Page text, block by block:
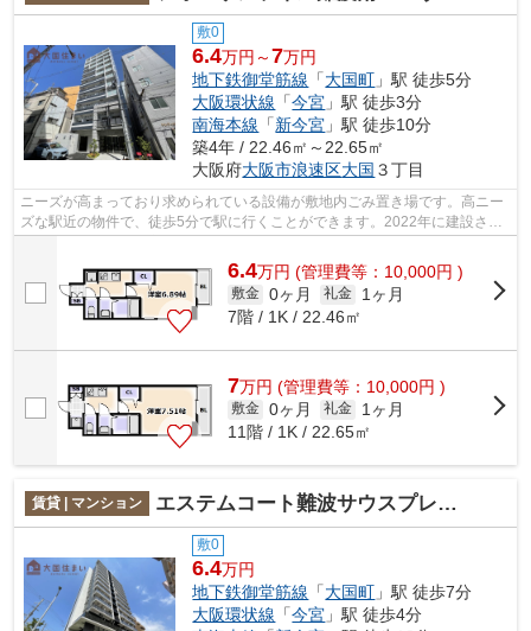
敷0
6.4万円～7万円
地下鉄御堂筋線 「大国町 」駅 徒歩5分
大阪環状線 「今宮 」駅 徒歩3分
南海本線 「新今宮 」駅 徒歩10分
築4年 / 22.46㎡～22.65㎡
大阪府大阪市浪速区大国 ３丁目
ニーズが高まっており求められている設備が敷地内ごみ置き場です。高ニー
ズな駅近の物件で、徒歩5分で駅に行くことができます。2022年に建設され
6.4万円 (管理費等：10,000円 )
敷金 0ヶ月 礼金
1ヶ月
7階 / 1K / 22.46㎡
7万円 (管理費等：10,000円 )
敷金 0ヶ月 礼金
1ヶ月
11階 / 1K / 22.65㎡
賃貸 | マンション エステムコート難波サウスプレイスⅥラグジー
敷0
6.4万円
地下鉄御堂筋線 「大国町 」駅 徒歩7分
大阪環状線 「今宮 」駅 徒歩4分